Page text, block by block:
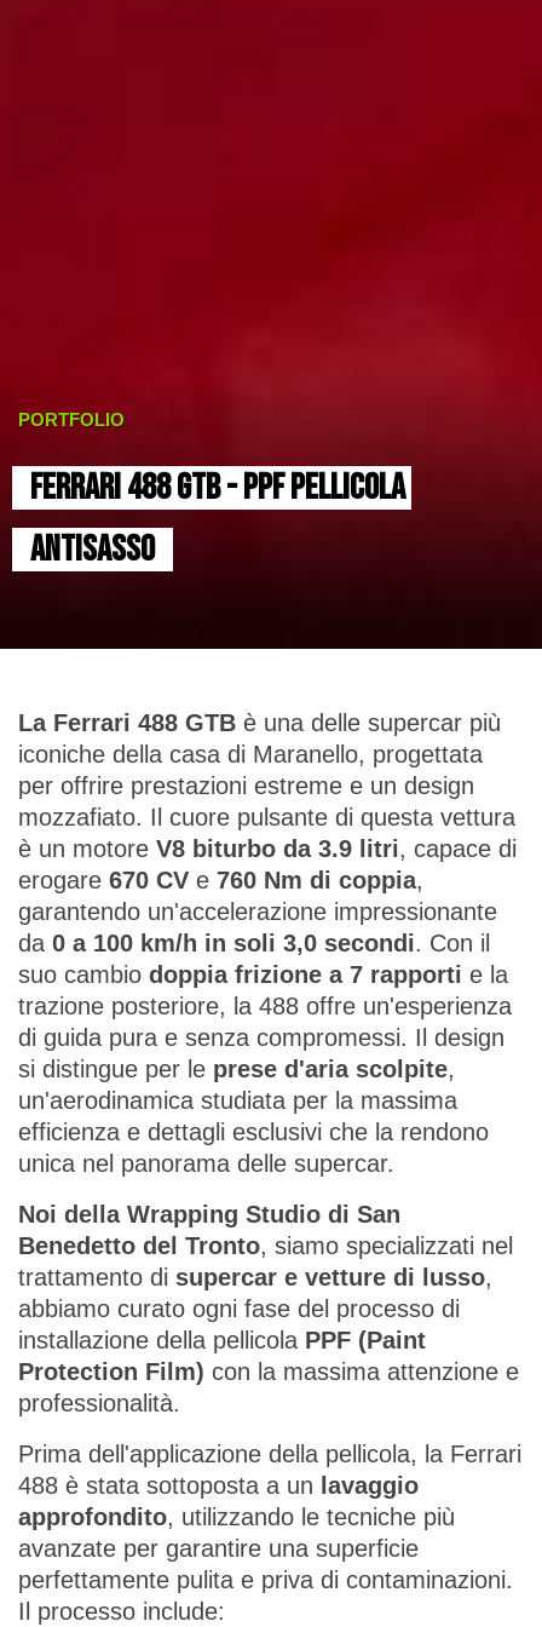
PORTFOLIO
FERRARI 488 GTB - PPF PELLICOLA
ANTISASSO
La Ferrari 488 GTB è una delle supercar più
iconiche della casa di Maranello, progettata
per offrire prestazioni estreme e un design
mozzafiato. Il cuore pulsante di questa vettura
è un motore V8 biturbo da 3.9 litri, capace di
erogare 670 CV e 760 Nm di coppia,
garantendo un'accelerazione impressionante
da 0 a 100 km/h in soli 3,0 secondi. Con il
suo cambio doppia frizione a 7 rapporti e la
trazione posteriore, la 488 offre un'esperienza
di guida pura e senza compromessi. Il design
si distingue per le prese d'aria scolpite,
un'aerodinamica studiata per la massima
efficienza e dettagli esclusivi che la rendono
unica nel panorama delle supercar.
Noi della Wrapping Studio di San
Benedetto del Tronto, siamo specializzati nel
trattamento di supercar e vetture di lusso,
abbiamo curato ogni fase del processo di
installazione della pellicola PPF (Paint
Protection Film) con la massima attenzione e
professionalità.
Prima dell'applicazione della pellicola, la Ferrari
488 è stata sottoposta a un lavaggio
approfondito, utilizzando le tecniche più
avanzate per garantire una superficie
perfettamente pulita e priva di contaminazioni.
Il processo include: